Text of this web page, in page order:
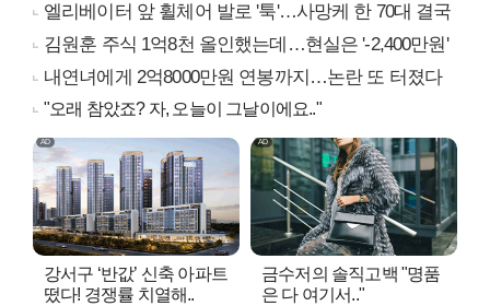
엘리베이터 앞 휠체어 발로 '툭'…사망케 한 70대 결국
김원훈 주식 1억8천 올인했는데…현실은 '-2,400만원'
내연녀에게 2억8000만원 연봉까지…논란 또 터졌다
"오래 참았죠? 자, 오늘이 그날이에요.."
강서구 ‘반값’ 신축 아파트
떴다! 경쟁률 치열해..
금수저의 솔직고백 "명품
은 다 여기서.."